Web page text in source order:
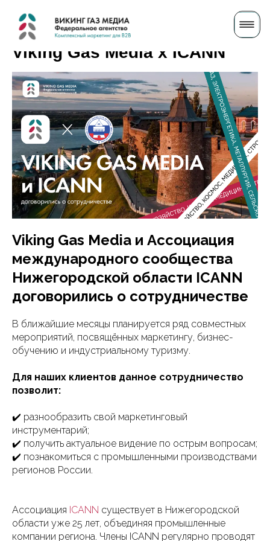
Viking Gas Media x ICANN
Viking Gas Media и Ассоциация
международного сообщества
Нижегородской области ICANN
договорились о сотрудничестве
В ближайшие месяцы планируется ряд совместных
мероприятий, посвящённых маркетингу, бизнес-
обучению и индустриальному туризму.
Для наших клиентов данное сотрудничество
позволит:
✔️ разнообразить свой маркетинговый
инструментарий;
✔️ получить актуальное видение по острым вопросам;
✔️ познакомиться с промышленными производствами
регионов России.
Ассоциация ICANN существует в Нижегородской
области уже 25 лет, объединяя промышленные
компании региона. Члены ICANN регулярно проводят